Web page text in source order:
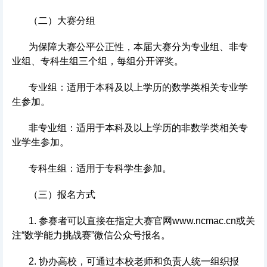
（二）大赛分组
为保障大赛公平公正性，本届大赛分为专业组、非专
业组、专科生组三个组，每组分开评奖。
专业组：适用于本科及以上学历的数学类相关专业学
生参加。
非专业组：适用于本科及以上学历的非数学类相关专
业学生参加。
专科生组：适用于专科学生参加。
（三）报名方式
1. 参赛者可以直接在指定大赛官网www.ncmac.cn或关
注“数学能力挑战赛”微信公众号报名。
2. 协办高校，可通过本校老师和负责人统一组织报